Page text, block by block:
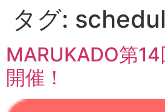
タグ:
MARUKADO第
開催！